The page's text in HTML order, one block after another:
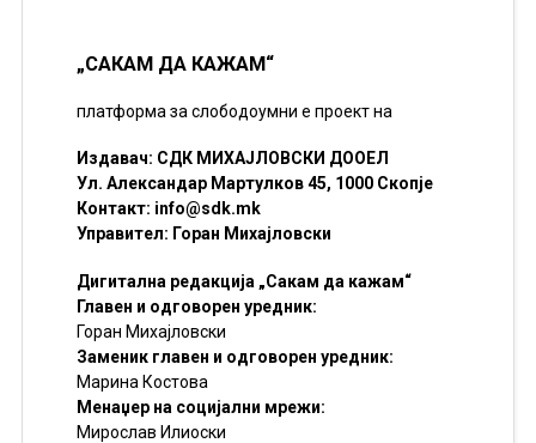
„САКАМ ДА КАЖАМ“
платформа за слободоумни е проект на
Издавач: СДК МИХАЈЛОВСКИ ДООЕЛ
Ул. Александар Мартулков 45, 1000 Скопје
Контакт: info@sdk.mk
Управител: Горан Михајловски
Дигитална редакција „Сакам да кажам“
Главен и одговорен уредник:
Горан Михајловски
Заменик главен и одговорен уредник:
Марина Костова
Менаџер на социјални мрежи:
Мирослав Илиоски